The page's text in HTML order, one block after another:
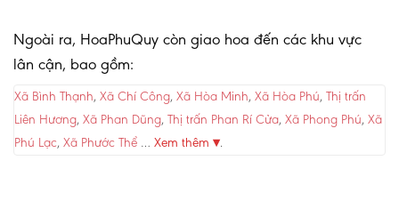
Ngoài ra, HoaPhuQuy còn giao hoa đến các khu vực
lân cận, bao gồm:
Xã Bình Thạnh, Xã Chí Công, Xã Hòa Minh, Xã Hòa Phú, Thị trấn
Liên Hương, Xã Phan Dũng, Thị trấn Phan Rí Cửa, Xã Phong Phú, Xã
Phú Lạc, Xã Phước Thể … Xem thêm ▾.